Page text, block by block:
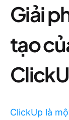
Giải
tạo
ClickUp là